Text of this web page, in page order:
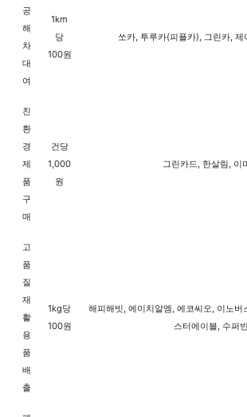
공
해
차
대
여
1km
당
100원
쏘카, 투루카(피플카), 그린카, 제
친
환
경
제
품
구
매
건당
1,000
원
그린카드, 한살림, 이
고
품
질
재
활
용
품
배
출
1kg당
100원
해피해빗, 에이치알엠, 에코씨오, 이노버
스터에이블, 수퍼빈